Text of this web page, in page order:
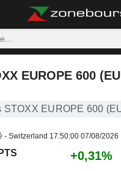
600 (EUR)
EUROPE 600
STOXX EUROPE 600
- Switzerland 17:50:00 07/08/2026
PTS +0,31%